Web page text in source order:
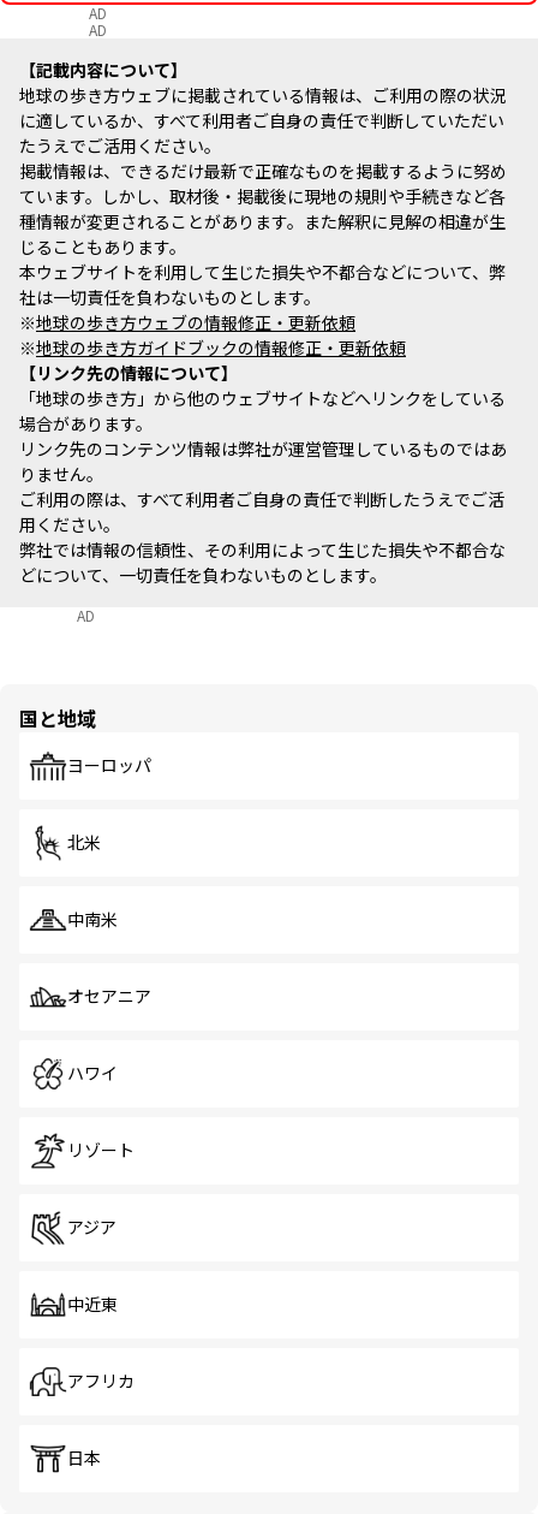
AD
AD
記載内容について
地球の歩き方ウェブに掲載されている情報は、ご利用の際の状況
に適しているか、すべて利用者ご自身の責任で判断していただい
たうえでご活用ください。
掲載情報は、できるだけ最新で正確なものを掲載するように努め
ています。しかし、取材後・掲載後に現地の規則や手続きなど各
種情報が変更されることがあります。また解釈に見解の相違が生
じることもあります。
本ウェブサイトを利用して生じた損失や不都合などについて、弊
社は一切責任を負わないものとします。
※地球の歩き方ウェブの情報修正・更新依頼
※地球の歩き方ガイドブックの情報修正・更新依頼
リンク先の情報について
「地球の歩き方」から他のウェブサイトなどへリンクをしている
場合があります。
リンク先のコンテンツ情報は弊社が運営管理しているものではあ
りません。
ご利用の際は、すべて利用者ご自身の責任で判断したうえでご活
用ください。
弊社では情報の信頼性、その利用によって生じた損失や不都合な
どについて、一切責任を負わないものとします。
AD
国と地域
ヨーロッパ
北米
中南米
オセアニア
ハワイ
リゾート
アジア
中近東
アフリカ
日本